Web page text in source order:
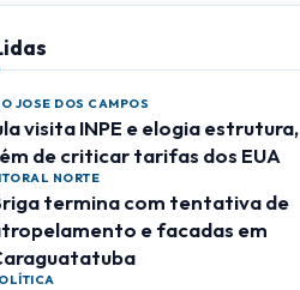
JOSE DOS CAMPOS
visita INPE e elogia estrutura,
de criticar tarifas dos EUA
NORTE
termina com tentativa de
e facadas em